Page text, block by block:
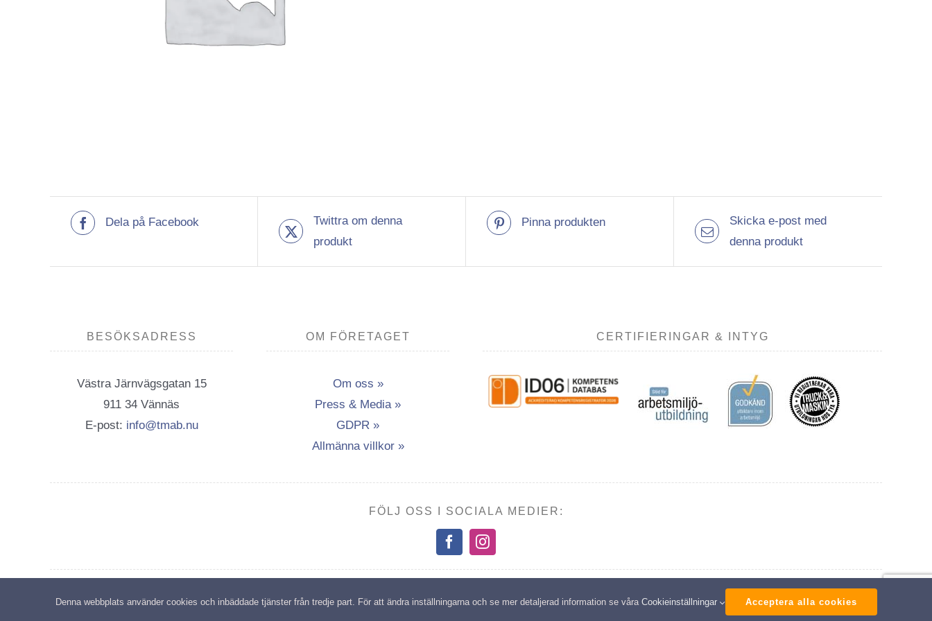
Dela på Facebook
Twittra om denna
produkt
Pinna produkten
Skicka e-post med
denna produkt
BESÖKSADRESS
Västra Järnvägsgatan 15
911 34 Vännäs
E-post: info@tmab.nu
OM FÖRETAGET
Om oss »
Press & Media »
GDPR »
Allmänna villkor »
CERTIFIERINGAR & INTYG
FÖLJ OSS I SOCIALA MEDIER:
Copyright: Transport- & Miljöutbildning i Vännäsby AB | All rights reserved
Denna webbplats använder cookies och inbäddade tjänster från tredje part. För att ändra inställningarna och se mer detaljerad information se våra Cookieinställningar Acceptera alla cookies